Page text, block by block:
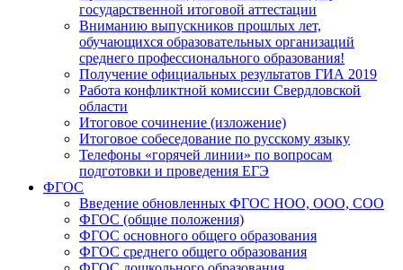
государственной итоговой аттестации
Вниманию выпускников прошлых лет,
обучающихся образовательных организаций
среднего профессионального образования!
Получение официальных результатов ГИА 2019
Работа конфликтной комиссии Свердловской
области
Итоговое сочинение (изложение)
Итоговое собеседование по русскому языку
Телефоны «горячей линии» по вопросам
подготовки и проведения ЕГЭ
ФГОС
Введение обновленных ФГОС НОО, ООО, СОО
ФГОС (общие положения)
ФГОС основного общего образования
ФГОС среднего общего образования